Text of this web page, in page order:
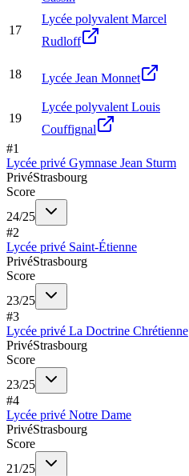
17
Lycée polyvalent Marcel
Rudloff
18 Lycée Jean Monnet
19
Lycée polyvalent Louis
Couffignal
#1
Lycée privé Gymnase Jean Sturm
PrivéStrasbourg
Score
24/25
#2
Lycée privé Saint-Étienne
PrivéStrasbourg
Score
23/25
#3
Lycée privé La Doctrine Chrétienne
PrivéStrasbourg
Score
23/25
#4
Lycée privé Notre Dame
PrivéStrasbourg
Score
21/25